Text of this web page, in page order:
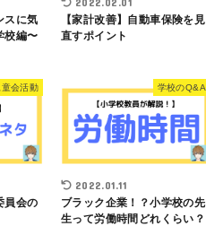
スに気
校編〜
【家計改善】自動車保険を見
直すポイント
童会活動
員会の
学校のQ&A
2022.01.11
ブラック企業！？小学校の先
生って労働時間どれくらい？